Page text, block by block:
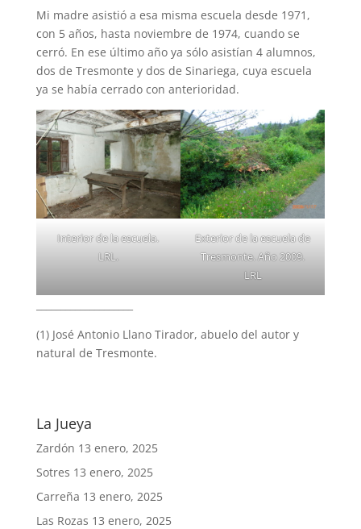
Mi madre asistió a esa misma escuela desde 1971,
con 5 años, hasta noviembre de 1974, cuando se
cerró. En ese último año ya sólo asistían 4 alumnos,
dos de Tresmonte y dos de Sinariega, cuya escuela
ya se había cerrado con anterioridad.
Interior de la escuela.
LRL.
Exterior de la escuela de
Tresmonte. Año 2009.
LRL
(1) José Antonio Llano Tirador, abuelo del autor y
natural de Tresmonte.
La Jueya
Zardón 13 enero, 2025
Sotres 13 enero, 2025
Carreña 13 enero, 2025
Las Rozas 13 enero, 2025